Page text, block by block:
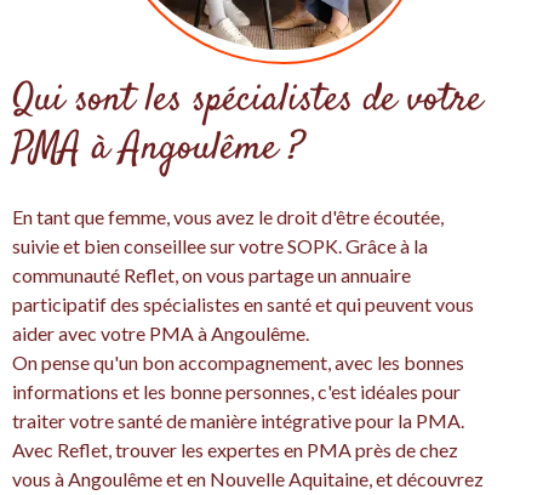
Qui sont les spécialistes de votre
PMA à Angoulême ?
En tant que femme, vous avez le droit d'être écoutée,
suivie et bien conseillee sur votre SOPK. Grâce à la
communauté Reflet, on vous partage un annuaire
participatif des spécialistes en santé et qui peuvent vous
aider avec votre PMA à Angoulême.
On pense qu'un bon accompagnement, avec les bonnes
informations et les bonne personnes, c'est idéales pour
traiter votre santé de manière intégrative pour la PMA.
Avec Reflet, trouver les expertes en PMA près de chez
vous à Angoulême et en Nouvelle Aquitaine, et découvrez